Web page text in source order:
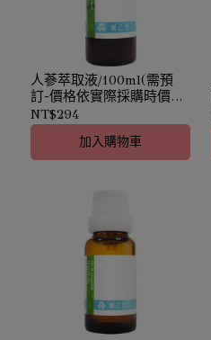
人蔘萃取液/100ml(需預
訂-價格依實際採購時價確
認)｜Panax Ginseng Ext.
｜護髮護膚
NT$294
加入購物車